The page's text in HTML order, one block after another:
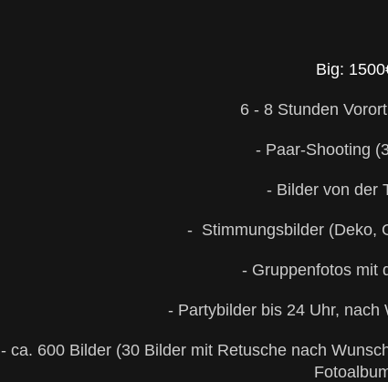
Big:
6 - 8 Stunden
- Paar-Shooting
- Bilder von der
- Stimmungsbilder (Deko,
- Gruppenfotos mit
- Partybilder bis 24 Uhr, nach
- ca. 600 Bilder (30 Bilder mit Retusche nach